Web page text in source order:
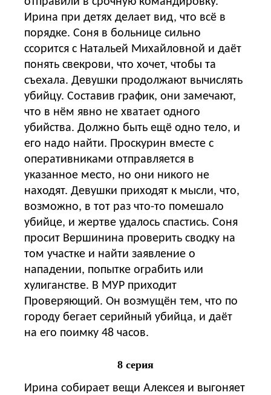
Ирина при детях делает вид, что всё в
порядке. Соня в больнице сильно
ссорится с Натальей Михайловной и даёт
понять свекрови, что хочет, чтобы та
съехала. Девушки продолжают вычислять
убийцу. Составив график, они замечают,
что в нём явно не хватает одного
убийства. Должно быть ещё одно тело, и
его надо найти. Проскурин вместе с
оперативниками отправляется в
указанное место, но они никого не
находят. Девушки приходят к мысли, что,
возможно, в тот раз что-то помешало
убийце, и жертве удалось спастись. Соня
просит Вершинина проверить сводку на
том участке и найти заявление о
нападении, попытке ограбить или
хулиганстве. В МУР приходит
Проверяющий. Он возмущён тем, что по
городу бегает серийный убийца, и даёт
на его поимку 48 часов.
8 серия
Ирина собирает вещи Алексея и выгоняет